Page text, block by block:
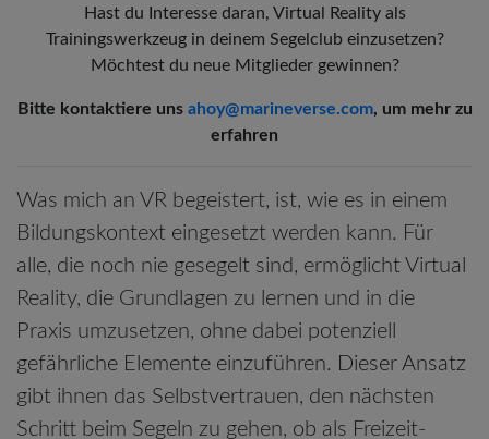
Hast du Interesse daran, Virtual Reality als
Trainingswerkzeug in deinem Segelclub einzusetzen?
Möchtest du neue Mitglieder gewinnen?
Bitte kontaktiere uns ahoy@marineverse.com, um mehr zu
erfahren
Was mich an VR begeistert, ist, wie es in einem
Bildungskontext eingesetzt werden kann. Für
alle, die noch nie gesegelt sind, ermöglicht Virtual
Reality, die Grundlagen zu lernen und in die
Praxis umzusetzen, ohne dabei potenziell
gefährliche Elemente einzuführen. Dieser Ansatz
gibt ihnen das Selbstvertrauen, den nächsten
Schritt beim Segeln zu gehen, ob als Freizeit-